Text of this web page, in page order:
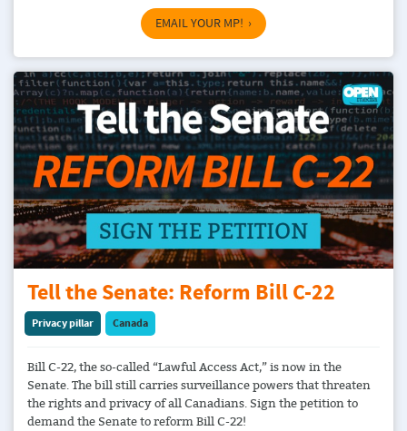
EMAIL YOUR MP!
Tell the Senate: Reform Bill C-22
Privacy pillar Canada
Bill C-22, the so-called “Lawful Access Act,” is now in the
Senate. The bill still carries surveillance powers that threaten
the rights and privacy of all Canadians. Sign the petition to
demand the Senate to reform Bill C-22!